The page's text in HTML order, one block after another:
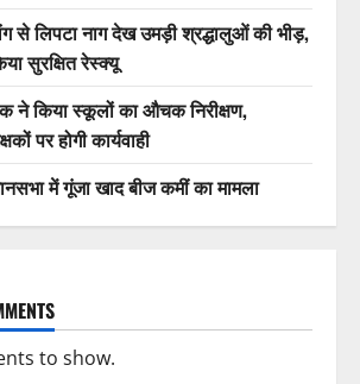
से लिपटा नाग देख उमड़ी श्रद्धालुओं की भीड़,
सुरक्षित रेस्क्यू
ने किया स्कूलों का औचक निरीक्षण,
पर होगी कार्यवाही
में गूंजा खाद बीज कमीं का मामला
to show.